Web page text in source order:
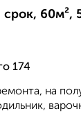
срок, 60м²,
174
на